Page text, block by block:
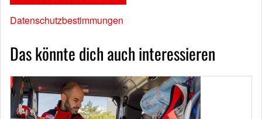
Datenschutzbestimmungen
Das könnte dich auch interessieren